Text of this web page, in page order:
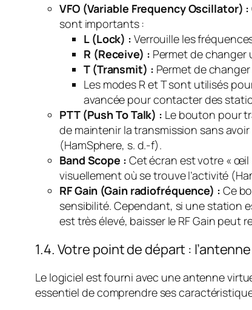
VFO (Variable Frequency Oscillator) :
sont importants :
L (Lock) : Verrouille les
R (Receive) : Permet de changer
T (Transmit) : Permet de
Les modes R et T sont utilisés
avancée pour contacter des
PTT (Push To Talk) : Le bouton pour
de maintenir la transmission sans
(HamSphere, s. d.-f).
Band Scope : Cet écran est votre « œil
visuellement où se trouve l’activité
RF Gain (Gain radiofréquence) : Ce
sensibilité. Cependant, si une station
est très élevé, baisser le RF Gain peut
1.4. Votre point de départ :
Le logiciel est fourni avec une antenne
essentiel de comprendre ses